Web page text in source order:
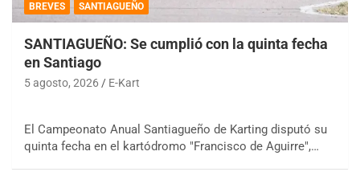
BREVES SANTIAGUEÑO
SANTIAGUEÑO: Se cumplió con la quinta fecha
en Santiago
5 agosto, 2026 E-Kart
El Campeonato Anual Santiagueño de Karting disputó su
quinta fecha en el kartódromo "Francisco de Aguirre",…